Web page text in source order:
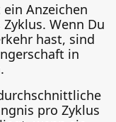
Anzeichen
Wenn Du
hast, sind
in
pro Zyklus